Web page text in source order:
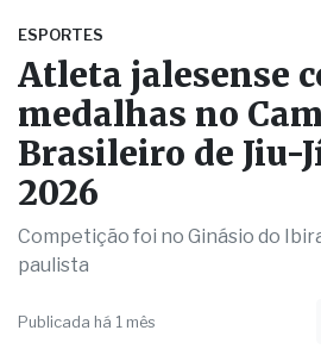
ESPORTES
Atleta jalesense
medalhas no
Brasileiro de Jiu-
2026
Competição foi no Ginásio do
paulista
Publicada há 1 mês